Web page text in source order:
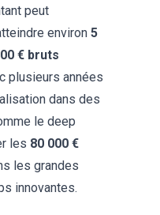
peut
environ 5
€ bruts
plusieurs années
dans des
le deep
les 80 000 €
les grandes
innovantes​.